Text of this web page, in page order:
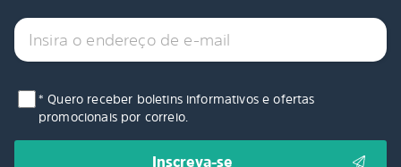
* Quero receber boletins informativos e ofertas
promocionais por correio.